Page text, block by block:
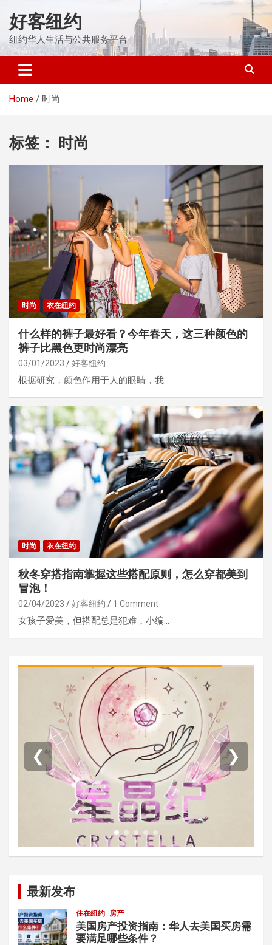
content
好客纽约
纽约华人生活与公共服务平台
Home 时尚
标签： 时尚
时尚 衣在纽约
什么样的裤子最好看？今年春天，这三种颜色的
裤子比黑色更时尚漂亮
03/01/2023 好客纽约
根据研究，颜色作用于人的眼睛，我…
时尚 衣在纽约
秋冬穿搭指南掌握这些搭配原则，怎么穿都美到
冒泡！
02/04/2023 好客纽约 1 Comment
女孩子爱美，但搭配总是犯难，小编…
❮ ❯
最新发布
住在纽约 房产
美国房产投资指南：华人去美国买房需
要满足哪些条件？